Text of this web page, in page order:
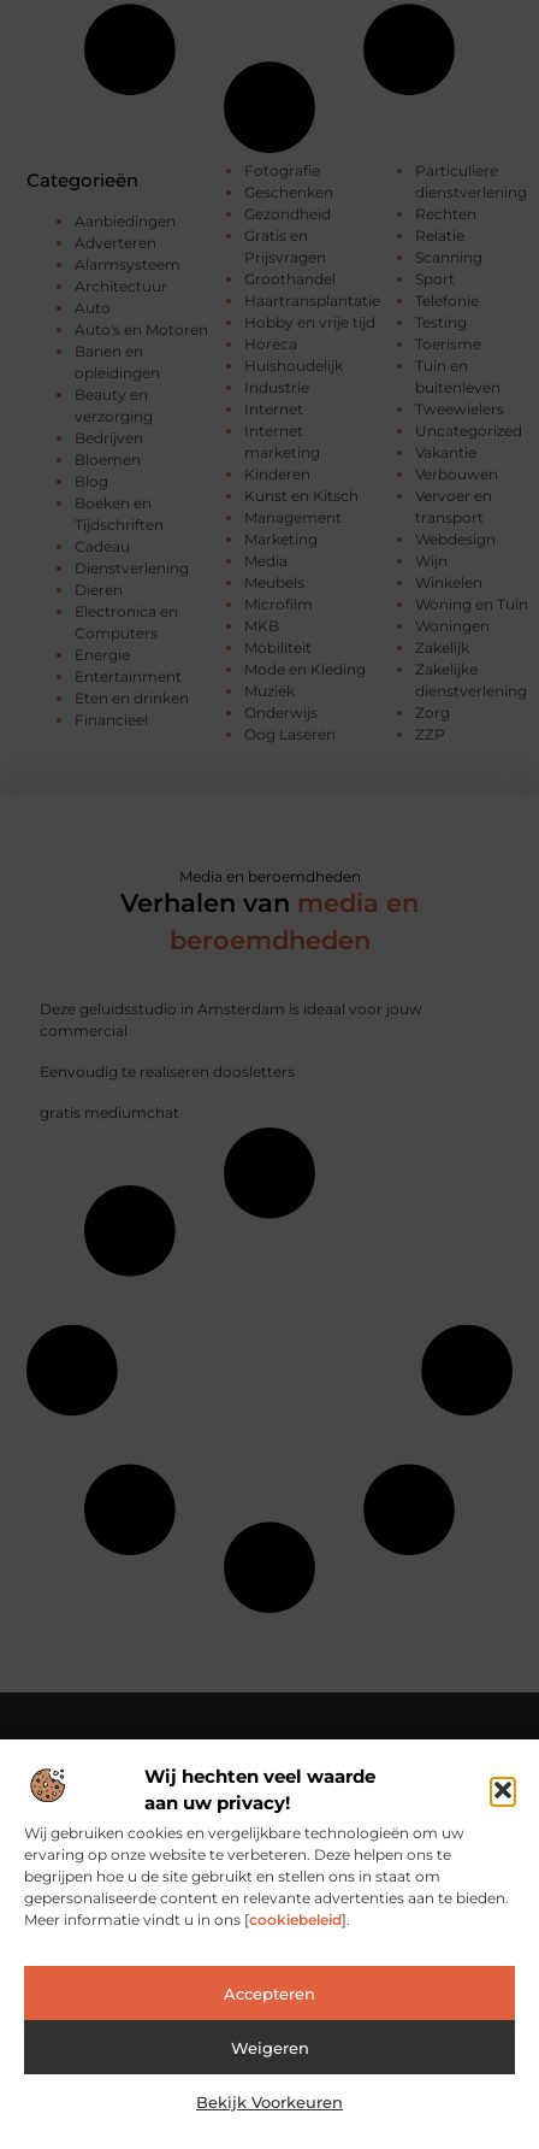
Wij hechten veel waarde
aan uw privacy!
Wij gebruiken cookies en vergelijkbare technologieën om uw
ervaring op onze website te verbeteren. Deze helpen ons te
begrijpen hoe u de site gebruikt en stellen ons in staat om
gepersonaliseerde content en relevante advertenties aan te bieden.
Meer informatie vindt u in ons [cookiebeleid].
Accepteren
Weigeren
Bekijk Voorkeuren
Categorieën
Aanbiedingen
Adverteren
Alarmsysteem
Architectuur
Auto
Auto's en Motoren
Banen en
opleidingen
Beauty en
verzorging
Bedrijven
Bloemen
Blog
Boeken en
Tijdschriften
Cadeau
Dienstverlening
Dieren
Electronica en
Computers
Energie
Entertainment
Eten en drinken
Financieel
Fotografie
Geschenken
Gezondheid
Gratis en
Prijsvragen
Groothandel
Haartransplantatie
Hobby en vrije tijd
Horeca
Huishoudelijk
Industrie
Internet
Internet
marketing
Kinderen
Kunst en Kitsch
Management
Marketing
Media
Meubels
Microfilm
MKB
Mobiliteit
Mode en Kleding
Muziek
Onderwijs
Oog Laseren
Particuliere
dienstverlening
Rechten
Relatie
Scanning
Sport
Telefonie
Testing
Toerisme
Tuin en
buitenleven
Tweewielers
Uncategorized
Vakantie
Verbouwen
Vervoer en
transport
Webdesign
Wijn
Winkelen
Woning en Tuin
Woningen
Zakelijk
Zakelijke
dienstverlening
Zorg
ZZP
Media en beroemdheden
Verhalen van media en
beroemdheden
Deze geluidsstudio in Amsterdam is ideaal voor jouw
commercial
Eenvoudig te realiseren doosletters
gratis mediumchat
Over Cn-flex
Cn-flex.nl – Altijd in beweging – verhalen voor elke dag.
Ontdek inspirerende blogs en artikelen die het dagelijks leven
in al zijn facetten belichten.
Bericht categorie
@2025 www.cn-flex.nl. All Right Reserved.